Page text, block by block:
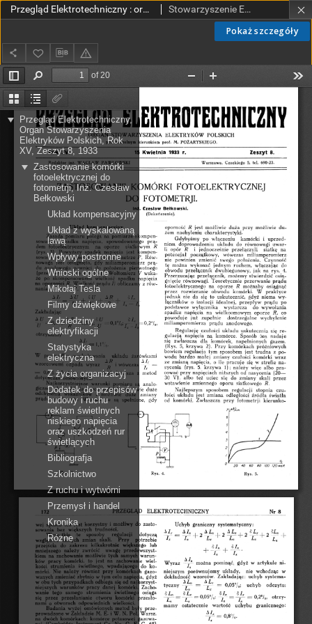
Pokaż szczegóły
Przegląd Elektrotechniczny : organ Stowarzyszenia Elektrotechników Polskich R. XV z. 8 (1933) Stowarzyszenie Elektrotechników Polskich.